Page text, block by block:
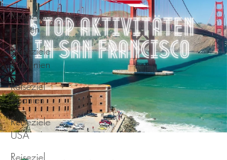
Reiseziele
Hessen
Reiseziele
Rumänien
Reiseziel
Spanien
Reiseziele
USA
Reiseziel